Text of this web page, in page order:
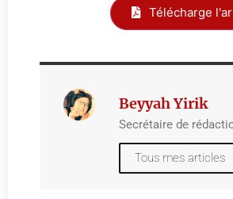
Télécharge
Beyyah Yirik
Secrétaire de
Tous mes articles